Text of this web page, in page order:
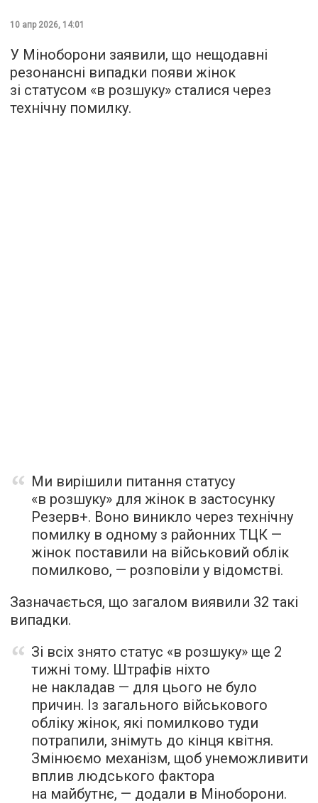
10 апр 2026, 14:01
У Міноборони заявили, що нещодавні
резонансні випадки появи жінок
зі статусом «в розшуку» сталися через
технічну помилку.
Ми вирішили питання статусу
«в розшуку» для жінок в застосунку
Резерв+. Воно виникло через технічну
помилку в одному з районних ТЦК —
жінок поставили на військовий облік
помилково, — розповіли у відомстві.
Зазначається, що загалом виявили 32 такі
випадки.
Зі всіх знято статус «в розшуку» ще 2
тижні тому. Штрафів ніхто
не накладав — для цього не було
причин. Із загального військового
обліку жінок, які помилково туди
потрапили, знімуть до кінця квітня.
Змінюємо механізм, щоб унеможливити
вплив людського фактора
на майбутнє, — додали в Міноборони.